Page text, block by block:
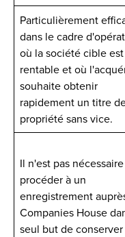
Particulièrement
dans le cadre
où la société cible
rentable et où
souhaite obtenir
rapidement un titre
propriété sans vice.
Il n'est pas
procéder à un
enregistrement
Companies House
seul but de